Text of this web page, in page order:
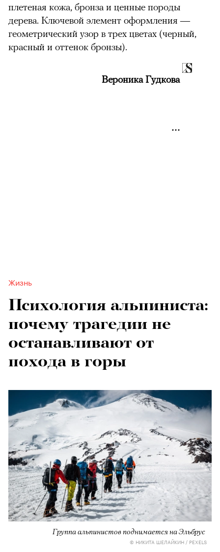
плетеная кожа, бронза и ценные породы
дерева. Ключевой элемент оформления —
геометрический узор в трех цветах (черный,
красный и оттенок бронзы).
Вероника Гудкова
Жизнь
Психология альпиниста:
почему трагедии не
останавливают от
похода в горы
Группа альпинистов поднимается на Эльбрус
© НИКИТА ШЕЛАЙКИН / PEXELS